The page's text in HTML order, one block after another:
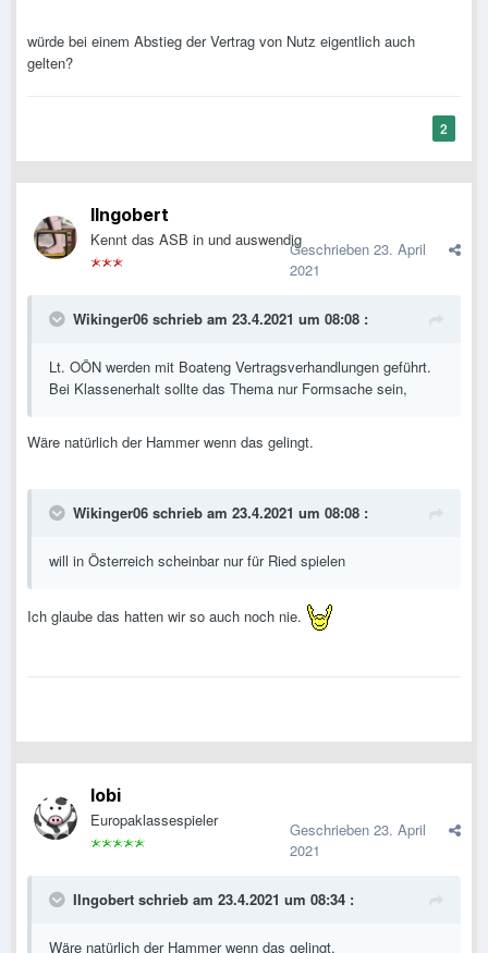
würde bei einem Abstieg der Vertrag von Nutz eigentlich auch
gelten?
2
IIngobert
Kennt das ASB in und auswendigGeschrieben 23. April
2021
Wikinger06 schrieb am 23.4.2021 um 08:08 :
Lt. OÖN werden mit Boateng Vertragsverhandlungen geführt.
Bei Klassenerhalt sollte das Thema nur Formsache sein,
Wäre natürlich der Hammer wenn das gelingt.
Wikinger06 schrieb am 23.4.2021 um 08:08 :
will in Österreich scheinbar nur für Ried spielen
Ich glaube das hatten wir so auch noch nie.
lobi
Europaklassespieler Geschrieben 23. April
2021
IIngobert schrieb am 23.4.2021 um 08:34 :
Wäre natürlich der Hammer wenn das gelingt.